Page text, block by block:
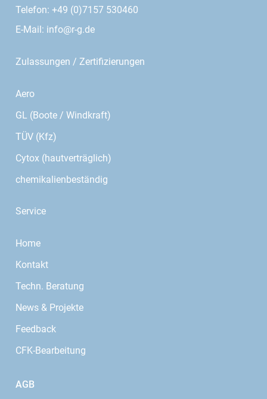
Telefon: +49 (0)7157 530460
E-Mail: info@r-g.de
Zulassungen / Zertifizierungen
Aero
GL (Boote / Windkraft)
TÜV (Kfz)
Cytox (hautverträglich)
chemikalienbeständig
Service
Home
Kontakt
Techn. Beratung
News & Projekte
Feedback
CFK-Bearbeitung
AGB